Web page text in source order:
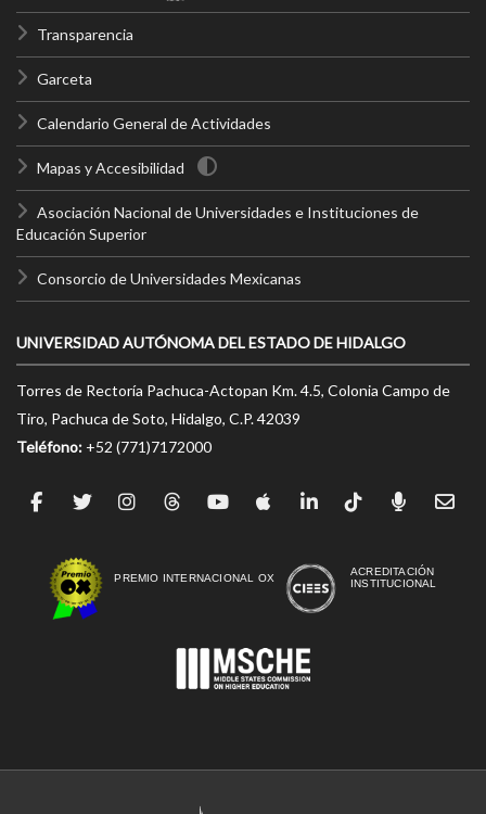
Transparencia
Garceta
Calendario General de Actividades
Mapas y Accesibilidad
Asociación Nacional de Universidades e Instituciones de
Educación Superior
Consorcio de Universidades Mexicanas
UNIVERSIDAD AUTÓNOMA DEL ESTADO DE HIDALGO
Torres de Rectoría Pachuca-Actopan Km. 4.5, Colonia Campo de
Tiro, Pachuca de Soto, Hidalgo, C.P. 42039
Teléfono: +52 (771)7172000
PREMIO INTERNACIONAL OX
ACREDITACIÓN
INSTITUCIONAL